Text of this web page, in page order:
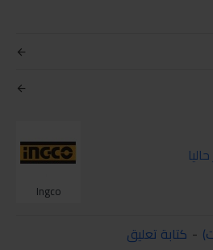
Ingco
- كتابة تعليق